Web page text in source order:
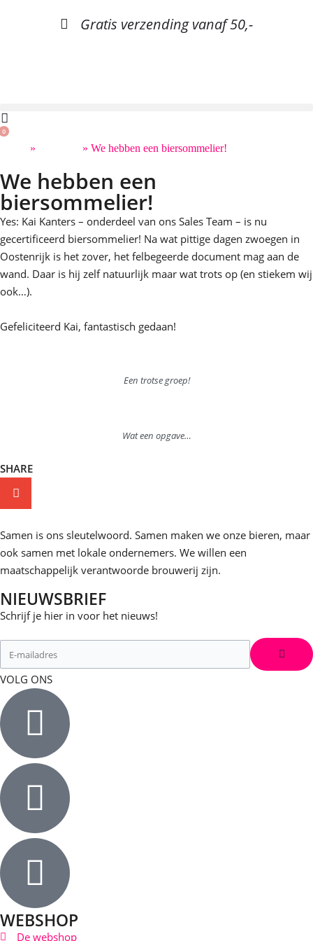
Gratis verzending vanaf 50,-
0
» » We hebben een biersommelier!
We hebben een
biersommelier!
Yes: Kai Kanters – onderdeel van ons Sales Team – is nu
gecertificeerd biersommelier! Na wat pittige dagen zwoegen in
Oostenrijk is het zover, het felbegeerde document mag aan de
wand. Daar is hij zelf natuurlijk maar wat trots op (en stiekem wij
ook…).
Gefeliciteerd Kai, fantastisch gedaan!
Een trotse groep!
Wat een opgave…
SHARE
Samen is ons sleutelwoord. Samen maken we onze bieren, maar
ook samen met lokale ondernemers. We willen een
maatschappelijk verantwoorde brouwerij zijn.
NIEUWSBRIEF
Schrijf je hier in voor het nieuws!
VOLG ONS
WEBSHOP
De webshop